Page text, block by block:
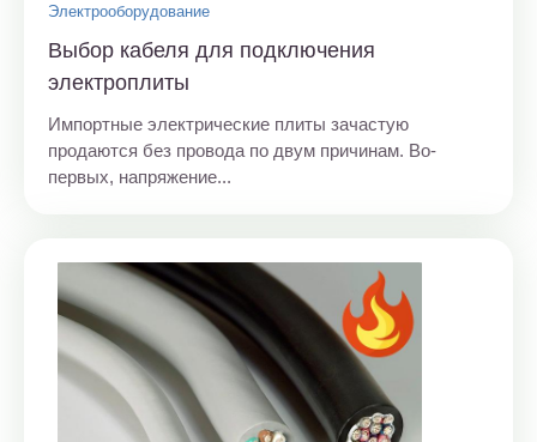
Электрооборудование
Выбор кабеля для подключения
электроплиты
Импортные электрические плиты зачастую
продаются без провода по двум причинам. Во-
первых, напряжение...